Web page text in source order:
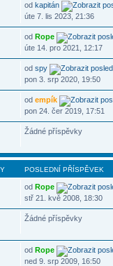
odkapitán
úte 7. lis 2023, 21:36
odRope
úte 14. pro 2021, 12:17
odspy
pon 3. srp 2020, 19:50
odempík
pon 24. čer 2019, 17:51
Žádné příspěvky
POSLEDNÍ PŘÍSPĚVEK
odRope
stř 21. kvě 2008, 18:30
Žádné příspěvky
odRope
ned 9. srp 2009, 16:50